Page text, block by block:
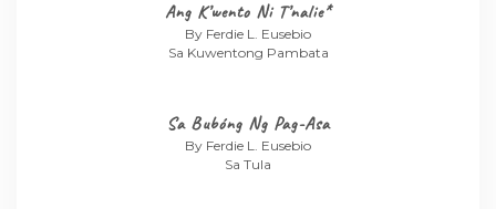
Ang K’wento Ni T’nalie*
By Ferdie L. Eusebio
Sa Kuwentong Pambata
Sa Bubóng Ng Pag-Asa
By Ferdie L. Eusebio
Sa Tula